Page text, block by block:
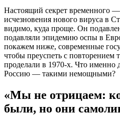
Настоящий секрет временного
исчезновения нового вируса в
видимо, куда проще. Он
подавляли эпидемию оспы в
покажем ниже, современные
чтобы преуспеть с повторением
проделали в 1970-х. Что
Россию — такими немощными?
«Мы не отрицаем:
были, но они